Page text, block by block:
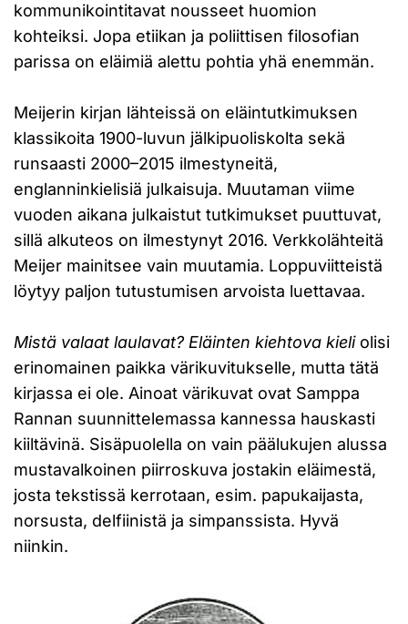
kommunikointitavat nousseet huomion
kohteiksi. Jopa etiikan ja poliittisen filosofian
parissa on eläimiä alettu pohtia yhä enemmän.
Meijerin kirjan lähteissä on eläintutkimuksen
klassikoita 1900-luvun jälkipuoliskolta sekä
runsaasti 2000–2015 ilmestyneitä,
englanninkielisiä julkaisuja. Muutaman viime
vuoden aikana julkaistut tutkimukset puuttuvat,
sillä alkuteos on ilmestynyt 2016. Verkkolähteitä
Meijer mainitsee vain muutamia. Loppuviitteistä
löytyy paljon tutustumisen arvoista luettavaa.
Mistä valaat laulavat? Eläinten kiehtova kieliolisi
erinomainen paikka värikuvitukselle, mutta tätä
kirjassa ei ole. Ainoat värikuvat ovat Samppa
Rannan suunnittelemassa kannessa hauskasti
kiiltävinä. Sisäpuolella on vain päälukujen alussa
mustavalkoinen piirroskuva jostakin eläimestä,
josta tekstissä kerrotaan, esim. papukaijasta,
norsusta, delfiinistä ja simpanssista. Hyvä
niinkin.